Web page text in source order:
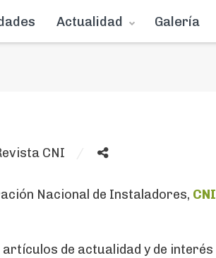
Actualidad Galería
CNI
Nacional de Instaladores, CNI
de actualidad y de interés